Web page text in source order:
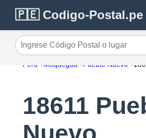
🇵🇪 Codigo-Postal.pe
Ingrese Código Postal o lugar
Perú Moquegua Pueblo Nuevo
18611